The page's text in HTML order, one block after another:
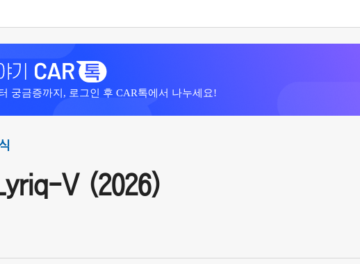
궁금증까지, 로그인 후 CAR톡에서 나누세요!
V (2026)